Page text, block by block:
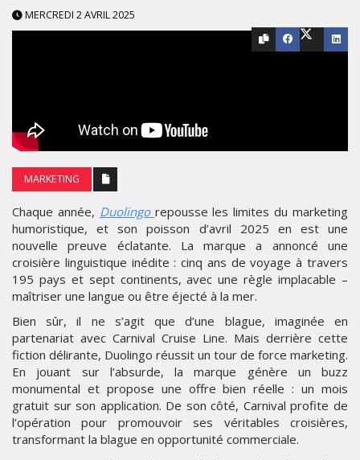
MERCREDI 2 AVRIL 2025
MARKETING
Chaque année, Duolingo repousse les limites du marketing
humoristique, et son poisson d’avril 2025 en est une
nouvelle preuve éclatante. La marque a annoncé une
croisière linguistique inédite : cinq ans de voyage à travers
195 pays et sept continents, avec une règle implacable –
maîtriser une langue ou être éjecté à la mer.
Bien sûr, il ne s’agit que d’une blague, imaginée en
partenariat avec Carnival Cruise Line. Mais derrière cette
fiction délirante, Duolingo réussit un tour de force marketing.
En jouant sur l’absurde, la marque génère un buzz
monumental et propose une offre bien réelle : un mois
gratuit sur son application. De son côté, Carnival profite de
l’opération pour promouvoir ses véritables croisières,
transformant la blague en opportunité commerciale.